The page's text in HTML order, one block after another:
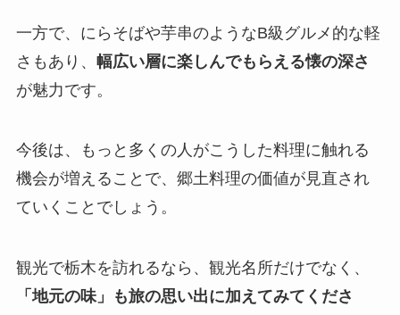
一方で、にらそばや芋串のようなB級グルメ的な軽
さもあり、 幅広い層に楽しんでもらえる懐の深さ
が魅力です。
今後は、もっと多くの人がこうした料理に触れる
機会が増えることで、郷土料理の価値が見直され
ていくことでしょう。
観光で栃木を訪れるなら、観光名所だけでなく、
「地元の味」も旅の思い出に加えてみてくださ